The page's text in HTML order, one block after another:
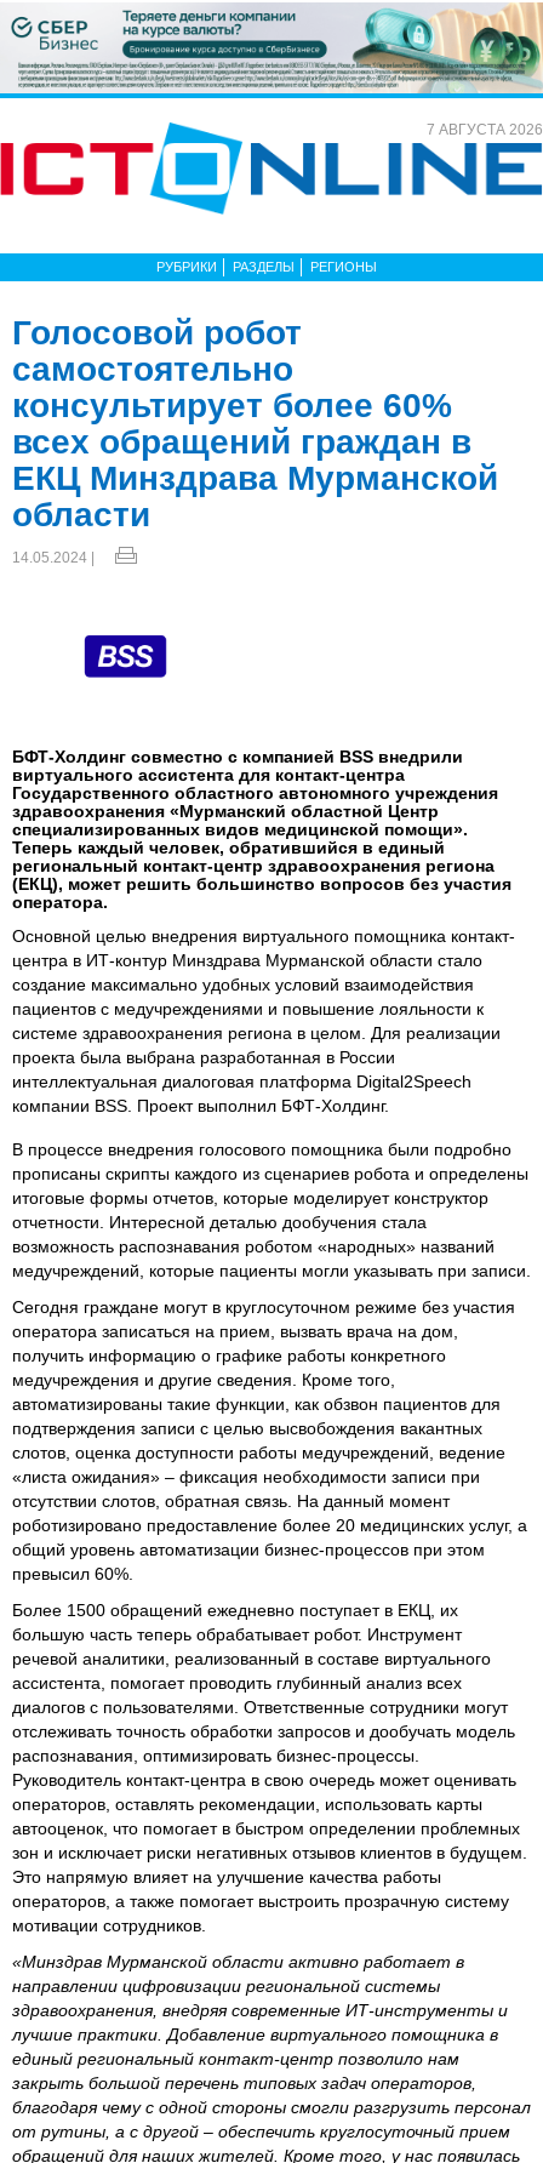
7 АВГУСТА 2026
РУБРИКИ РАЗДЕЛЫ РЕГИОНЫ
Голосовой робот
самостоятельно
консультирует более 60%
всех обращений граждан в
ЕКЦ Минздрава Мурманской
области
14.05.2024 |
БФТ-Холдинг совместно с компанией BSS внедрили
виртуального ассистента для контакт-центра
Государственного областного автономного учреждения
здравоохранения «Мурманский областной Центр
специализированных видов медицинской помощи».
Теперь каждый человек, обратившийся в единый
региональный контакт-центр здравоохранения региона
(ЕКЦ), может решить большинство вопросов без участия
оператора.
Основной целью внедрения виртуального помощника контакт-
центра в ИТ-контур Минздрава Мурманской области стало
создание максимально удобных условий взаимодействия
пациентов с медучреждениями и повышение лояльности к
системе здравоохранения региона в целом. Для реализации
проекта была выбрана разработанная в России
интеллектуальная диалоговая платформа Digital2Speech
компании BSS. Проект выполнил БФТ-Холдинг.
В процессе внедрения голосового помощника были подробно
прописаны скрипты каждого из сценариев робота и определены
итоговые формы отчетов, которые моделирует конструктор
отчетности. Интересной деталью дообучения стала
возможность распознавания роботом «народных» названий
медучреждений, которые пациенты могли указывать при записи.
Сегодня граждане могут в круглосуточном режиме без участия
оператора записаться на прием, вызвать врача на дом,
получить информацию о графике работы конкретного
медучреждения и другие сведения. Кроме того,
автоматизированы такие функции, как обзвон пациентов для
подтверждения записи с целью высвобождения вакантных
слотов, оценка доступности работы медучреждений, ведение
«листа ожидания» – фиксация необходимости записи при
отсутствии слотов, обратная связь. На данный момент
роботизировано предоставление более 20 медицинских услуг, а
общий уровень автоматизации бизнес-процессов при этом
превысил 60%.
Более 1500 обращений ежедневно поступает в ЕКЦ, их
большую часть теперь обрабатывает робот. Инструмент
речевой аналитики, реализованный в составе виртуального
ассистента, помогает проводить глубинный анализ всех
диалогов с пользователями. Ответственные сотрудники могут
отслеживать точность обработки запросов и дообучать модель
распознавания, оптимизировать бизнес-процессы.
Руководитель контакт-центра в свою очередь может оценивать
операторов, оставлять рекомендации, использовать карты
автооценок, что помогает в быстром определении проблемных
зон и исключает риски негативных отзывов клиентов в будущем.
Это напрямую влияет на улучшение качества работы
операторов, а также помогает выстроить прозрачную систему
мотивации сотрудников.
«Минздрав Мурманской области активно работает в
направлении цифровизации региональной системы
здравоохранения, внедряя современные ИТ-инструменты и
лучшие практики. Добавление виртуального помощника в
единый региональный контакт-центр позволило нам
закрыть большой перечень типовых задач операторов,
благодаря чему с одной стороны смогли разгрузить персонал
от рутины, а с другой – обеспечить круглосуточный прием
обращений для наших жителей. Кроме того, у нас появилась